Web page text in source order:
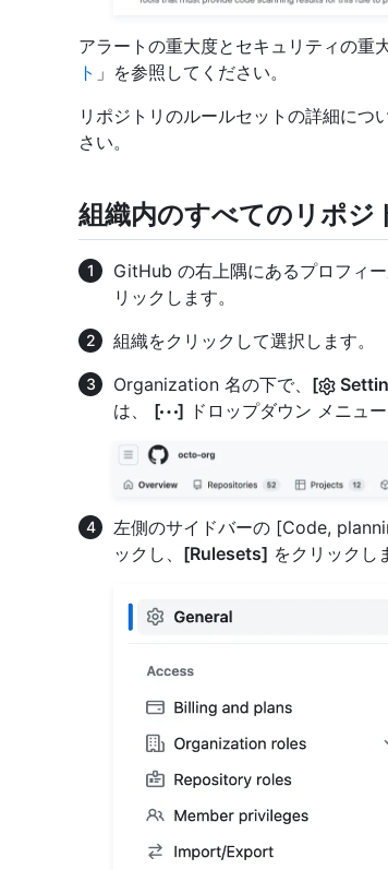
アラートの重大度とセキュリティの重
ト 」を参照してください。
リポジトリのルールセットの詳細につ
さい。
組織内のすべてのリポジ
GitHub の右上隅にあるプロフィー
リックします。
組織をクリックして選択します。
Organization 名の下で、 [
は、 [ ] ドロップダウン メニュ
左側のサイドバーの [Code,
ックし、 [Rulesets] をクリックし